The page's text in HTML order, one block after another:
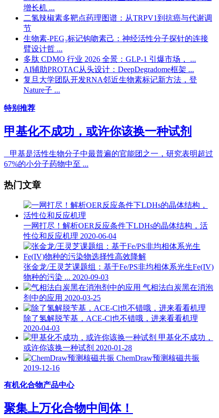
增长机 ...
二氢辣椒素多靶点药理图谱：从TRPV1到抗癌与代谢调
节
生物素-PEG₃标记钩吻素己：神经活性分子探针的连接
臂设计哲 ...
多肽 CDMO 行业 2026 全景：GLP-1 引爆市场， ...
AI辅助PROTAC从头设计：DeepDegradome框架 ...
复旦大学团队开发RNA邻近生物素标记新方法，登
Nature子 ...
特别推荐
甲基化不成功，或许你该换一种试剂
甲基是活性生物分子中最普遍的官能团之一，研究表明超过
67%的小分子药物中至 ...
热门文章
一网打尽！解析OER反应条件下LDHs的晶体结构，活
性位和反应机理 2020-06-04
张金龙/王灵芝课题组：基于Fe/PS非均相体系光生Fe(IV)
物种的污染 ... 2020-09-03
气相法白炭黑在消泡
剂中的应用 2020-03-25
除了氢解脱苄基，ACE-Cl也不错哦，进来看看机理
2020-04-03
甲基化不成功，
或许你该换一种试剂 2020-01-28
ChemDraw预测核磁共振
2019-12-16
有机化合物产品中心
聚集上万化合物中间体！